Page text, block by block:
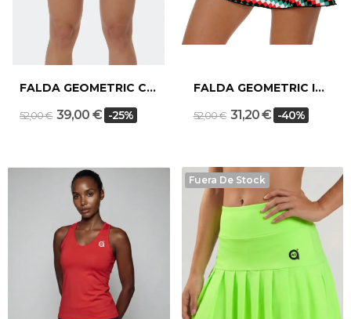
FALDA GEOMETRIC CANARY
52,00 € 39,00 € -25%
FALDA GEOMETRIC ITALY
52,00 € 31,20 € -40%
Fuera De Stock